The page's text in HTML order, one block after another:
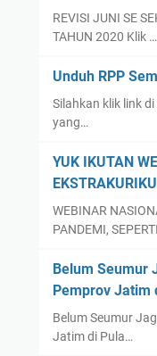
REVISI JUNI SE
TAHUN 2020 Klik …
Unduh RPP
Silahkan klik link
yang…
YUK IKUTAN
WEBINAR
PANDEMI,
Belum Seumur
Pemprov Jatim
Belum Seumur
Jatim di Pula…